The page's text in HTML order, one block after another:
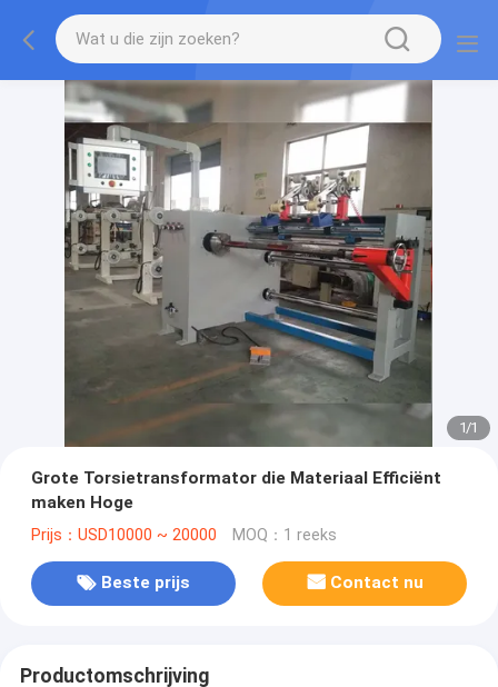
1/1
Grote Torsietransformator die Materiaal Efficiënt
maken Hoge
Prijs：USD10000 ~ 20000 MOQ：1 reeks
Beste prijs Contact nu
Productomschrijving